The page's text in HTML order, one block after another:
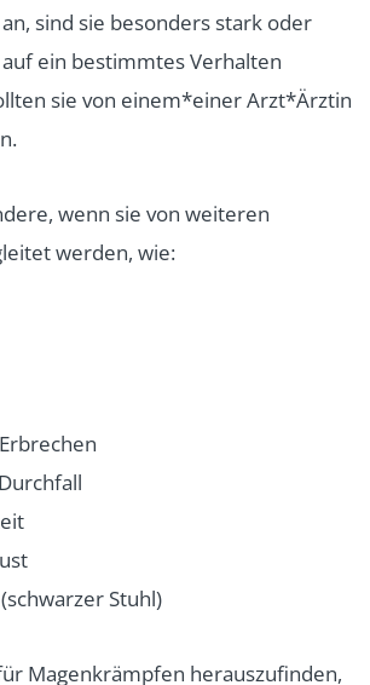
sind sie besonders stark oder
ein bestimmtes Verhalten
sie von einem*einer Arzt*Ärztin
wenn sie von weiteren
werden, wie:
(schwarzer Stuhl)
Magenkrämpfen herauszufinden,